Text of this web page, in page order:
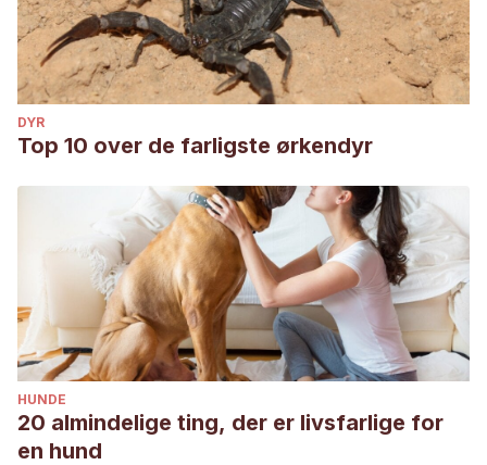
DYR
Top 10 over de farligste ørkendyr
HUNDE
20 almindelige ting, der er livsfarlige for
en hund